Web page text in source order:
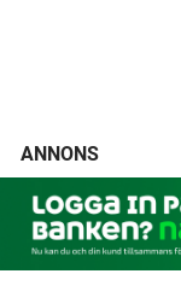
ANNONS